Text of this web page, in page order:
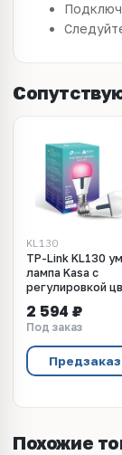
KL130
TP-Link KL130
лампа Kasa с
регулировкой
2 594 ₽
Под заказ
Предзаказ
Похожие